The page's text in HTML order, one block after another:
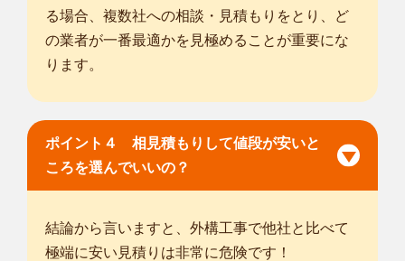
る場合、複数社への相談・見積もりをとり、ど
の業者が一番最適かを見極めることが重要にな
ります。
ポイント４ 相見積もりして値段が安いと
ころを選んでいいの？
結論から言いますと、外構工事で他社と比べて
極端に安い見積りは非常に危険です！